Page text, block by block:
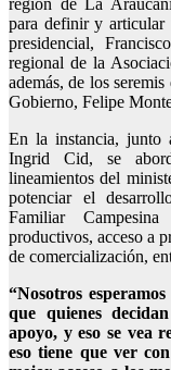
para definir y articular
presidencial,
regional de la
además, de los
Gobierno, Felipe
En la instancia, junto
Ingrid Cid, se
lineamientos del
potenciar el
Familiar
productivos, acceso a
de comercialización,
“Nosotros
que quienes
apoyo, y eso se vea
eso tiene que ver